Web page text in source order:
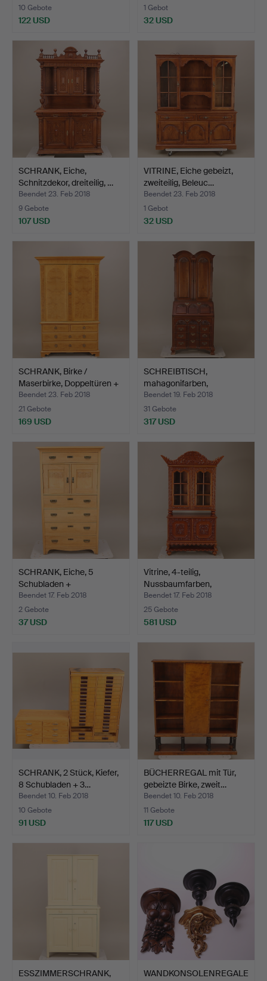
10 Gebote
122 USD
1 Gebot
32 USD
SCHRANK, Eiche,
Schnitzdekor, dreiteilig, …
Beendet 23. Feb 2018
9 Gebote
107 USD
VITRINE, Eiche gebeizt,
zweiteilig, Beleuc…
Beendet 23. Feb 2018
1 Gebot
32 USD
SCHRANK, Birke /
Maserbirke, Doppeltüren +
…
Beendet 23. Feb 2018
21 Gebote
169 USD
SCHREIBTISCH,
mahagonifarben,
gemischte St…
Beendet 19. Feb 2018
31 Gebote
317 USD
SCHRANK, Eiche, 5
Schubladen +
Doppeltüren…
Beendet 17. Feb 2018
2 Gebote
37 USD
Vitrine, 4-teilig,
Nussbaumfarben,
gemisch…
Beendet 17. Feb 2018
25 Gebote
581 USD
SCHRANK, 2 Stück, Kiefer,
8 Schubladen + 3…
Beendet 10. Feb 2018
10 Gebote
91 USD
BÜCHERREGAL mit Tür,
gebeizte Birke, zweit…
Beendet 10. Feb 2018
11 Gebote
117 USD
ESSZIMMERSCHRANK,
WANDKONSOLENREGALE